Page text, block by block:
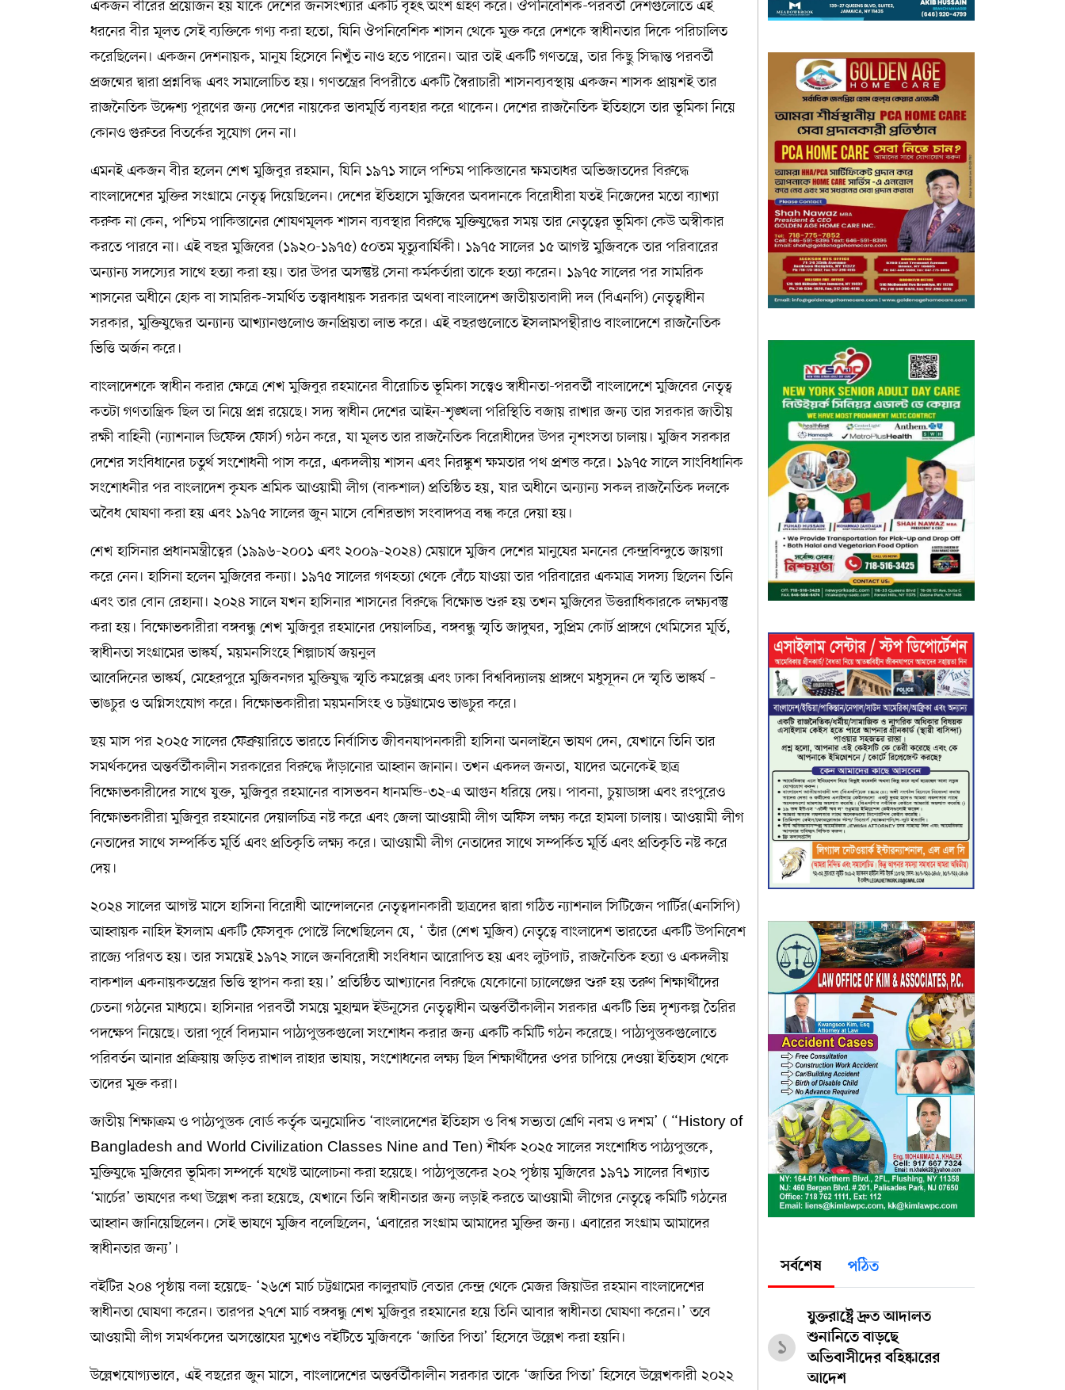
একজন বীরের প্রয়োজন হয় যাকে দেশের জনসংখ্যার একটি বৃহৎ অংশ গ্রহণ করে। ঔপনিবেশিক-পরবর্তী দেশগুলোতে এই
ধরনের বীর মূলত সেই ব্যক্তিকে গণ্য করা হতো, যিনি ঔপনিবেশিক শাসন থেকে মুক্ত করে দেশকে স্বাধীনতার দিকে পরিচালিত
করেছিলেন। একজন দেশনায়ক, মানুষ হিসেবে নিখুঁত নাও হতে পারেন। আর তাই একটি গণতন্ত্রে, তার কিছু সিদ্ধান্ত পরবর্তী
প্রজন্মের দ্বারা প্রশ্নবিদ্ধ এবং সমালোচিত হয়। গণতন্ত্রের বিপরীতে একটি স্বৈরাচারী শাসনব্যবস্থায় একজন শাসক প্রায়শই তার
রাজনৈতিক উদ্দেশ্য পূরণের জন্য দেশের নায়কের ভাবমূর্তি ব্যবহার করে থাকেন। দেশের রাজনৈতিক ইতিহাসে তার ভূমিকা নিয়ে
কোনও গুরুতর বিতর্কের সুযোগ দেন না।
এমনই একজন বীর হলেন শেখ মুজিবুর রহমান, যিনি ১৯৭১ সালে পশ্চিম পাকিস্তানের ক্ষমতাধর অভিজাতদের বিরুদ্ধে
বাংলাদেশের মুক্তির সংগ্রামে নেতৃত্ব দিয়েছিলেন। দেশের ইতিহাসে মুজিবের অবদানকে বিরোধীরা যতই নিজেদের মতো ব্যাখ্যা
করুক না কেন, পশ্চিম পাকিস্তানের শোষণমূলক শাসন ব্যবস্থার বিরুদ্ধে মুক্তিযুদ্ধের সময় তার নেতৃত্বের ভূমিকা কেউ অস্বীকার
করতে পারবে না। এই বছর মুজিবের (১৯২০-১৯৭৫) ৫০তম মৃত্যুবার্ষিকী। ১৯৭৫ সালের ১৫ আগস্ট মুজিবকে তার পরিবারের
অন্যান্য সদস্যের সাথে হত্যা করা হয়। তার উপর অসন্তুষ্ট সেনা কর্মকর্তারা তাকে হত্যা করেন। ১৯৭৫ সালের পর সামরিক
শাসনের অধীনে হোক বা সামরিক-সমর্থিত তত্ত্বাবধায়ক সরকার অথবা বাংলাদেশ জাতীয়তাবাদী দল (বিএনপি) নেতৃত্বাধীন
সরকার, মুক্তিযুদ্ধের অন্যান্য আখ্যানগুলোও জনপ্রিয়তা লাভ করে। এই বছরগুলোতে ইসলামপন্থীরাও বাংলাদেশে রাজনৈতিক
ভিত্তি অর্জন করে।
বাংলাদেশকে স্বাধীন করার ক্ষেত্রে শেখ মুজিবুর রহমানের বীরোচিত ভূমিকা সত্ত্বেও স্বাধীনতা-পরবর্তী বাংলাদেশে মুজিবের নেতৃত্ব
কতটা গণতান্ত্রিক ছিল তা নিয়ে প্রশ্ন রয়েছে। সদ্য স্বাধীন দেশের আইন-শৃঙ্খলা পরিস্থিতি বজায় রাখার জন্য তার সরকার জাতীয়
রক্ষী বাহিনী (ন্যাশনাল ডিফেন্স ফোর্স) গঠন করে, যা মূলত তার রাজনৈতিক বিরোধীদের উপর নৃশংসতা চালায়। মুজিব সরকার
দেশের সংবিধানের চতুর্থ সংশোধনী পাস করে, একদলীয় শাসন এবং নিরঙ্কুশ ক্ষমতার পথ প্রশস্ত করে। ১৯৭৫ সালে সাংবিধানিক
সংশোধনীর পর বাংলাদেশ কৃষক শ্রমিক আওয়ামী লীগ (বাকশাল) প্রতিষ্ঠিত হয়, যার অধীনে অন্যান্য সকল রাজনৈতিক দলকে
অবৈধ ঘোষণা করা হয় এবং ১৯৭৫ সালের জুন মাসে বেশিরভাগ সংবাদপত্র বন্ধ করে দেয়া হয়।
শেখ হাসিনার প্রধানমন্ত্রীত্বের (১৯৯৬-২০০১ এবং ২০০৯-২০২৪) মেয়াদে মুজিব দেশের মানুষের মননের কেন্দ্রবিন্দুতে জায়গা
করে নেন। হাসিনা হলেন মুজিবের কন্যা। ১৯৭৫ সালের গণহত্যা থেকে বেঁচে যাওয়া তার পরিবারের একমাত্র সদস্য ছিলেন তিনি
এবং তার বোন রেহানা। ২০২৪ সালে যখন হাসিনার শাসনের বিরুদ্ধে বিক্ষোভ শুরু হয় তখন মুজিবের উত্তরাধিকারকে লক্ষ্যবস্তু
করা হয়। বিক্ষোভকারীরা বঙ্গবন্ধু শেখ মুজিবুর রহমানের দেয়ালচিত্র, বঙ্গবন্ধু স্মৃতি জাদুঘর, সুপ্রিম কোর্ট প্রাঙ্গণে থেমিসের মূর্তি,
স্বাধীনতা সংগ্রামের ভাস্কর্য, ময়মনসিংহে শিল্পাচার্য জয়নুল
আবেদিনের ভাস্কর্য, মেহেরপুরে মুজিবনগর মুক্তিযুদ্ধ স্মৃতি কমপ্লেক্স এবং ঢাকা বিশ্ববিদ্যালয় প্রাঙ্গণে মধুসূদন দে স্মৃতি ভাস্কর্য –
ভাঙচুর ও অগ্নিসংযোগ করে। বিক্ষোভকারীরা ময়মনসিংহ ও চট্টগ্রামেও ভাঙচুর করে।
ছয় মাস পর ২০২৫ সালের ফেব্রুয়ারিতে ভারতে নির্বাসিত জীবনযাপনকারী হাসিনা অনলাইনে ভাষণ দেন, যেখানে তিনি তার
সমর্থকদের অন্তর্বর্তীকালীন সরকারের বিরুদ্ধে দাঁড়ানোর আহ্বান জানান। তখন একদল জনতা, যাদের অনেকেই ছাত্র
বিক্ষোভকারীদের সাথে যুক্ত, মুজিবুর রহমানের বাসভবন ধানমন্ডি-৩২-এ আগুন ধরিয়ে দেয়। পাবনা, চুয়াডাঙ্গা এবং রংপুরেও
বিক্ষোভকারীরা মুজিবুর রহমানের দেয়ালচিত্র নষ্ট করে এবং জেলা আওয়ামী লীগ অফিস লক্ষ্য করে হামলা চালায়। আওয়ামী লীগ
নেতাদের সাথে সম্পর্কিত মূর্তি এবং প্রতিকৃতি লক্ষ্য করে। আওয়ামী লীগ নেতাদের সাথে সম্পর্কিত মূর্তি এবং প্রতিকৃতি নষ্ট করে
দেয়।
২০২৪ সালের আগস্ট মাসে হাসিনা বিরোধী আন্দোলনের নেতৃত্বদানকারী ছাত্রদের দ্বারা গঠিত ন্যাশনাল সিটিজেন পার্টির(এনসিপি)
আহ্বায়ক নাহিদ ইসলাম একটি ফেসবুক পোস্টে লিখেছিলেন যে, ‘ তাঁর (শেখ মুজিব) নেতৃত্বে বাংলাদেশ ভারতের একটি উপনিবেশ
রাজ্যে পরিণত হয়। তার সময়েই ১৯৭২ সালে জনবিরোধী সংবিধান আরোপিত হয় এবং লুটপাট, রাজনৈতিক হত্যা ও একদলীয়
বাকশাল একনায়কতন্ত্রের ভিত্তি স্থাপন করা হয়।’ প্রতিষ্ঠিত আখ্যানের বিরুদ্ধে যেকোনো চ্যালেঞ্জের শুরু হয় তরুণ শিক্ষার্থীদের
চেতনা গঠনের মাধ্যমে। হাসিনার পরবর্তী সময়ে মুহাম্মদ ইউনূসের নেতৃত্বাধীন অন্তর্বর্তীকালীন সরকার একটি ভিন্ন দৃশ্যকল্প তৈরির
পদক্ষেপ নিয়েছে। তারা পূর্বে বিদ্যমান পাঠ্যপুস্তকগুলো সংশোধন করার জন্য একটি কমিটি গঠন করেছে। পাঠ্যপুস্তকগুলোতে
পরিবর্তন আনার প্রক্রিয়ায় জড়িত রাখাল রাহার ভাষায়, সংশোধনের লক্ষ্য ছিল শিক্ষার্থীদের ওপর চাপিয়ে দেওয়া ইতিহাস থেকে
তাদের মুক্ত করা।
জাতীয় শিক্ষাক্রম ও পাঠ্যপুস্তক বোর্ড কর্তৃক অনুমোদিত ‘বাংলাদেশের ইতিহাস ও বিশ্ব সভ্যতা শ্রেণি নবম ও দশম’ ( “History of
Bangladesh and World Civilization Classes Nine and Ten) শীর্ষক ২০২৫ সালের সংশোধিত পাঠ্যপুস্তকে,
মুক্তিযুদ্ধে মুজিবের ভূমিকা সম্পর্কে যথেষ্ট আলোচনা করা হয়েছে। পাঠ্যপুস্তকের ২০২ পৃষ্ঠায় মুজিবের ১৯৭১ সালের বিখ্যাত
‘মার্চের’ ভাষণের কথা উল্লেখ করা হয়েছে, যেখানে তিনি স্বাধীনতার জন্য লড়াই করতে আওয়ামী লীগের নেতৃত্বে কমিটি গঠনের
আহ্বান জানিয়েছিলেন। সেই ভাষণে মুজিব বলেছিলেন, ‘এবারের সংগ্রাম আমাদের মুক্তির জন্য। এবারের সংগ্রাম আমাদের
স্বাধীনতার জন্য’।
বইটির ২০৪ পৃষ্ঠায় বলা হয়েছে- ‘২৬শে মার্চ চট্টগ্রামের কালুরঘাট বেতার কেন্দ্র থেকে মেজর জিয়াউর রহমান বাংলাদেশের
স্বাধীনতা ঘোষণা করেন। তারপর ২৭শে মার্চ বঙ্গবন্ধু শেখ মুজিবুর রহমানের হয়ে তিনি আবার স্বাধীনতা ঘোষণা করেন।’ তবে
আওয়ামী লীগ সমর্থকদের অসন্তোষের মুখেও বইটিতে মুজিবকে ‘জাতির পিতা’ হিসেবে উল্লেখ করা হয়নি।
উল্লেখযোগ্যভাবে, এই বছরের জুন মাসে, বাংলাদেশের অন্তর্বর্তীকালীন সরকার তাকে ‘জাতির পিতা’ হিসেবে উল্লেখকারী ২০২২
সর্বশেষ পঠিত
১
যুক্তরাষ্ট্রে দ্রুত আদালত
শুনানিতে বাড়ছে
অভিবাসীদের বহিষ্কারের
আদেশ